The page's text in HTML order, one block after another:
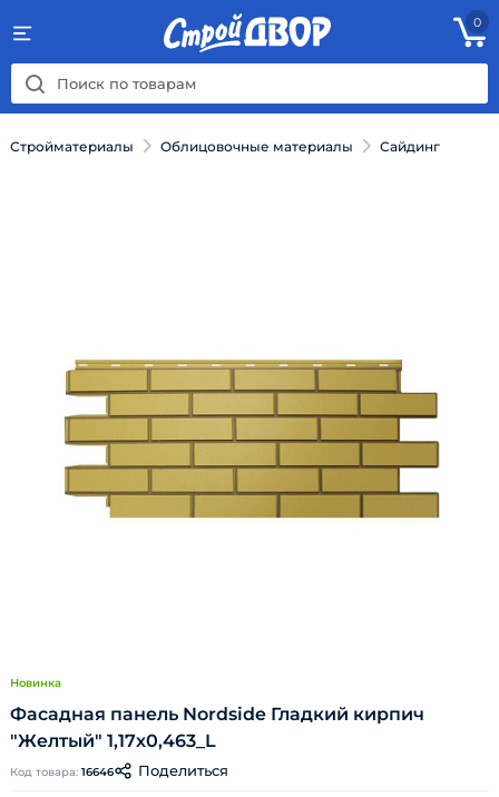
0
Стройматериалы Облицовочные материалы Сайдинг
Новинка
Фасадная панель Nordside Гладкий кирпич
"Желтый" 1,17х0,463_L
Код товара: 16646 Поделиться